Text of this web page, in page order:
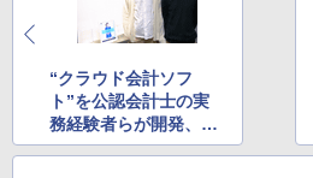
“クラウド会計ソフ
ト”を公認会計士の実
務経験者らが開発、
「MFクラウド」の開